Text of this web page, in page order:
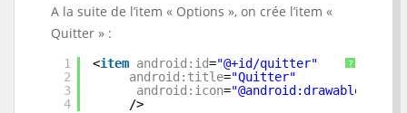
A la suite de l’item « Options », on crée l’item «
Quitter » :
?
1
2
3
4
<item android:id="@+id/quitter"
android:title="Quitter"
android:icon="@android:drawable/
/>